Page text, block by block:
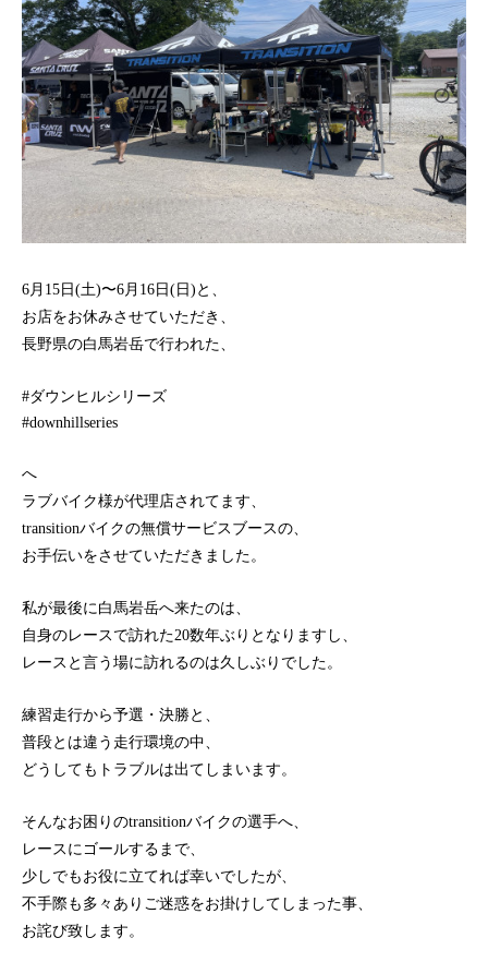
6月15日(土)〜6月16日(日)と、
お店をお休みさせていただき、
長野県の白馬岩岳で行われた、
#ダウンヒルシリーズ
#downhillseries
へ
ラブバイク様が代理店されてます、
transitionバイクの無償サービスブースの、
お手伝いをさせていただきました。
私が最後に白馬岩岳へ来たのは、
自身のレースで訪れた20数年ぶりとなりますし、
レースと言う場に訪れるのは久しぶりでした。
練習走行から予選・決勝と、
普段とは違う走行環境の中、
どうしてもトラブルは出てしまいます。
そんなお困りのtransitionバイクの選手へ、
レースにゴールするまで、
少しでもお役に立てれば幸いでしたが、
不手際も多々ありご迷惑をお掛けしてしまった事、
お詫び致します。